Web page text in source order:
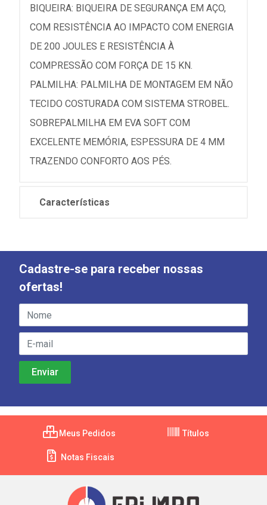
BIQUEIRA: BIQUEIRA DE SEGURANÇA EM AÇO,
COM RESISTÊNCIA AO IMPACTO COM ENERGIA
DE 200 JOULES E RESISTÊNCIA À
COMPRESSÃO COM FORÇA DE 15 KN.
PALMILHA: PALMILHA DE MONTAGEM EM NÃO
TECIDO COSTURADA COM SISTEMA STROBEL.
SOBREPALMILHA EM EVA SOFT COM
EXCELENTE MEMÓRIA, ESPESSURA DE 4 MM
TRAZENDO CONFORTO AOS PÉS.
Características
Cadastre-se para receber nossas
ofertas!
Meus Pedidos Títulos
Notas Fiscais